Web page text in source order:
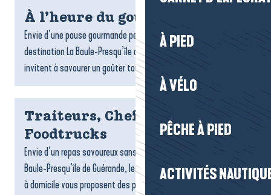
À PIED
À VÉLO
PÊCHE À PIED
ACTIVITÉS
À l’heure du goûter
Envie d’une pause gourmande pendant votre séjour ? Sur la
destination La Baule-Presqu’île de Guérande, de nombreux lieux
invitent à savourer un goûter tout en douceur : salons...
Traiteurs, Chefs à domicile et
Foodtrucks
Envie d’un repas savoureux sans cuisiner ? Sur la destination La
Baule-Presqu’île de Guérande, les traiteurs, foodtrucks et chefs
à domicile vous proposent des plats gourmands,...